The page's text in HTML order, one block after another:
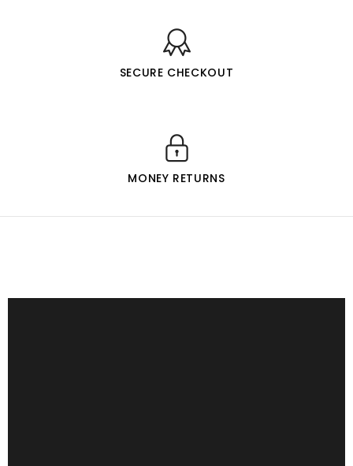
SECURE CHECKOUT
MONEY RETURNS